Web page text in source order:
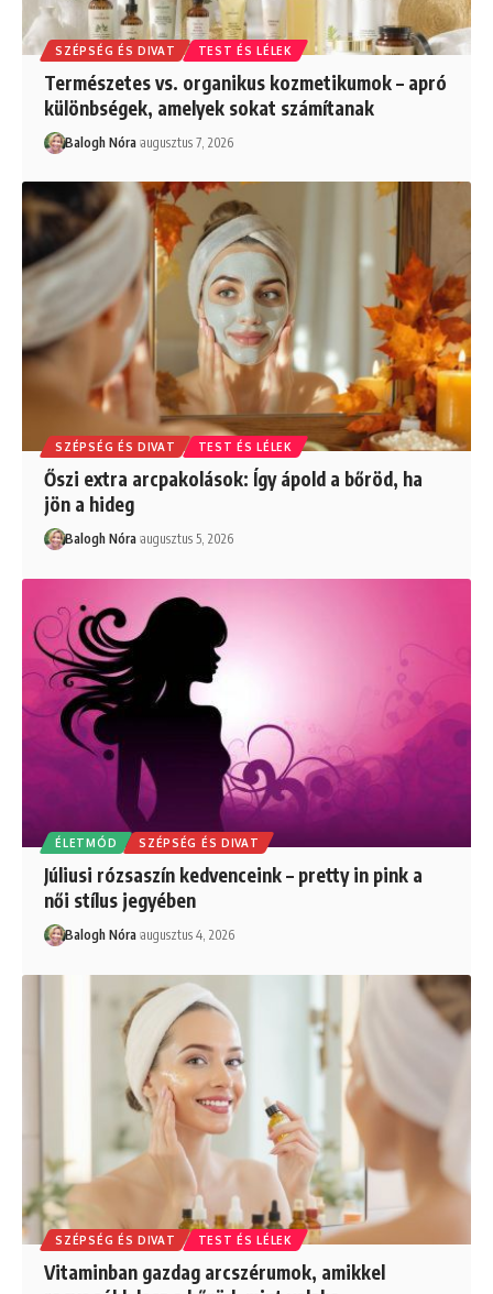
SZÉPSÉG ÉS DIVAT TEST ÉS LÉLEK
Természetes vs. organikus kozmetikumok – apró
különbségek, amelyek sokat számítanak
Balogh Nóra augusztus 7, 2026
SZÉPSÉG ÉS DIVAT TEST ÉS LÉLEK
Őszi extra arcpakolások: Így ápold a bőröd, ha
jön a hideg
Balogh Nóra augusztus 5, 2026
ÉLETMÓD SZÉPSÉG ÉS DIVAT
Júliusi rózsaszín kedvenceink – pretty in pink a
női stílus jegyében
Balogh Nóra augusztus 4, 2026
SZÉPSÉG ÉS DIVAT TEST ÉS LÉLEK
Vitaminban gazdag arcszérumok, amikkel